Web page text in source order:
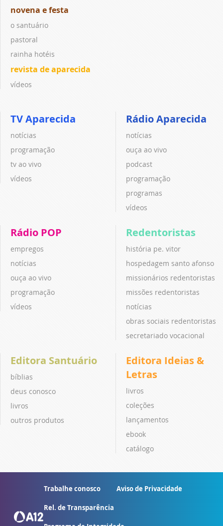
novena e festa
o santuário
pastoral
rainha hotéis
revista de aparecida
vídeos
TV Aparecida
notícias
programação
tv ao vivo
vídeos
Rádio Aparecida
notícias
ouça ao vivo
podcast
programação
programas
vídeos
Rádio POP
empregos
notícias
ouça ao vivo
programação
vídeos
Redentoristas
história pe. vitor
hospedagem santo afonso
missionários redentoristas
missões redentoristas
notícias
obras sociais redentoristas
secretariado vocacional
Editora Santuário
bíblias
deus conosco
livros
outros produtos
Editora Ideias &
Letras
livros
coleções
lançamentos
ebook
catálogo
Trabalhe conosco Aviso de Privacidade
Rel. de Transparência